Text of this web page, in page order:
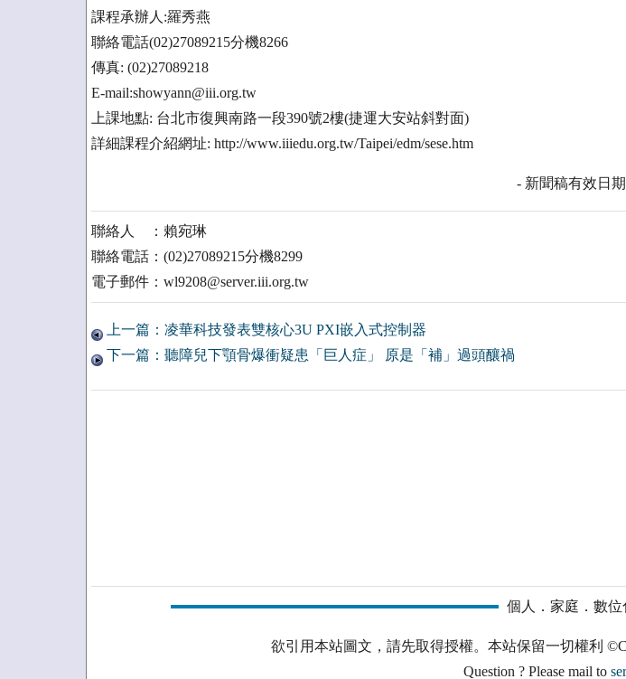
課程承辦人:羅秀燕
聯絡電話(02)27089215分機8266
傳真: (02)27089218
E-mail:showyann@iii.org.tw
上課地點: 台北市復興南路一段390號2樓(捷運大安站斜對面)
詳細課程介紹網址: http://www.iiiedu.org.tw/Taipei/edm/sese.htm
- 新聞稿有效日
聯絡人 ：賴宛琳
聯絡電話：(02)27089215分機8299
電子郵件：wl9208@server.iii.org.tw
上一篇：凌華科技發表雙核心3U PXI嵌入式控制器
下一篇：聽障兒下顎骨爆衝疑患「巨人症」 原是「補」過頭釀禍
個人．家庭．數
欲引用本站圖文，請先取得授權。本站保留一切權利
Question ? Please mail to